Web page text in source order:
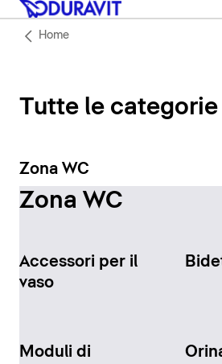
Home
Tutte le categorie
Zona WC
Zona WC
Accessori per il
vaso
Moduli di